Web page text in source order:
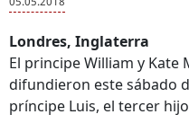
Londres, Inglaterra
El principe William y
difundieron este sábado
príncipe Luis, el tercer